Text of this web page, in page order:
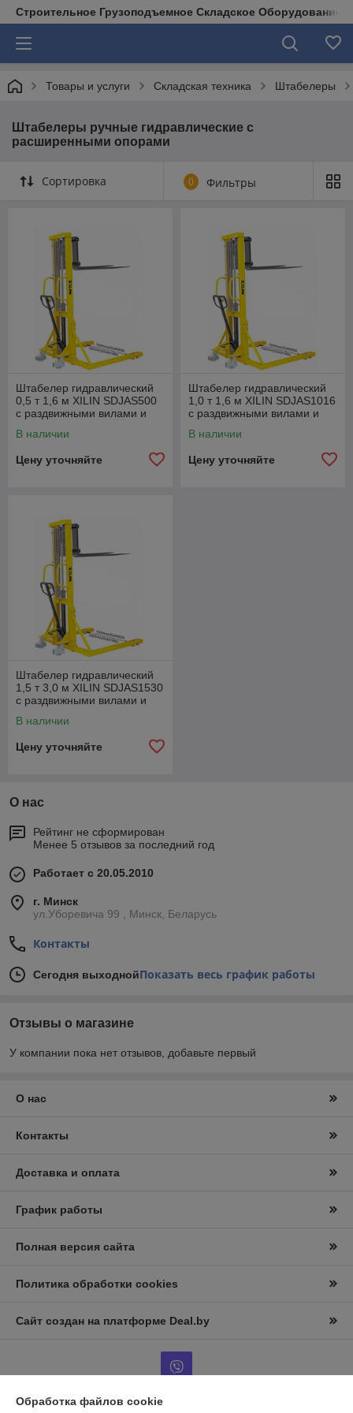
Строительное Грузоподъемное Складское Оборудование
Товары и услуги Складская техника Штабелеры
Штабелеры ручные гидравлические с
расширенными опорами
Сортировка 0 Фильтры
Штабелер гидравлический
0,5 т 1,6 м XILIN SDJAS500
с раздвижными вилами и
В наличии
Цену уточняйте
Штабелер гидравлический
1,0 т 1,6 м XILIN SDJAS1016
с раздвижными вилами и
В наличии
Цену уточняйте
Штабелер гидравлический
1,5 т 3,0 м XILIN SDJAS1530
с раздвижными вилами и
В наличии
Цену уточняйте
О нас
Рейтинг не сформирован
Менее 5 отзывов за последний год
Работает с 20.05.2010
г. Минск
ул.Уборевича 99 , Минск, Беларусь
Контакты
Сегодня выходнойПоказать весь график работы
Отзывы о магазине
У компании пока нет отзывов, добавьте первый
О нас
Контакты
Доставка и оплата
График работы
Полная версия сайта
Политика обработки cookies
Сайт создан на платформе Deal.by
Обработка файлов cookie